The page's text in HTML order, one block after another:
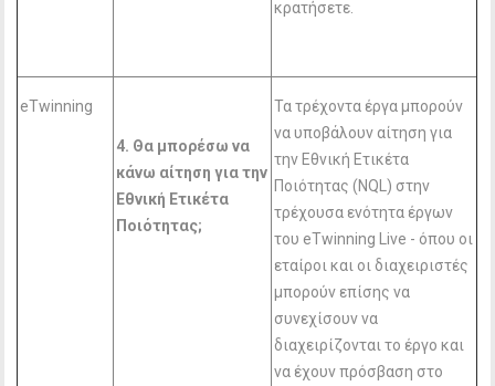
κρατήσετε.
eTwinning
4. Θα μπορέσω να
κάνω αίτηση για την
Εθνική Ετικέτα
Ποιότητας;
Τα τρέχοντα έργα μπορούν
να υποβάλουν αίτηση για
την Εθνική Ετικέτα
Ποιότητας (NQL) στην
τρέχουσα ενότητα έργων
του eTwinning Live - όπου οι
εταίροι και οι διαχειριστές
μπορούν επίσης να
συνεχίσουν να
διαχειρίζονται το έργο και
να έχουν πρόσβαση στο